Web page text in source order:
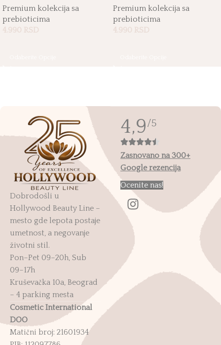
Premium kolekcija sa
prebioticima
4.990 RSD
Premium kolekcija sa
prebioticima
4.990 RSD
Dobrodošli u
Hollywood Beauty Line –
mesto gde lepota postaje
umetnost, a negovanje
životni stil.
Pon–Pet 09–20h, Sub
09–17h
Kruševačka 10a, Beograd
– 4 parking mesta
Cosmetic International
DOO
Matični broj: 21601934
4,9/5
Zasnovano na 300+
Google rezencija
Ocenite nas!